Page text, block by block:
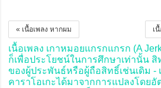
เ
« เนื้อเพลง หากผม
เนื้อเพลง เกาหมอยแกรกแกรก (A
ก็เพื่อประโยชน์ในการศึกษาเท่านั้น สิ
ของผู้ประพันธ์หรือผู้ถือสิทธิ์เช่นเดิม -
คาราโอเกะได้มาจากการแปลงโดย